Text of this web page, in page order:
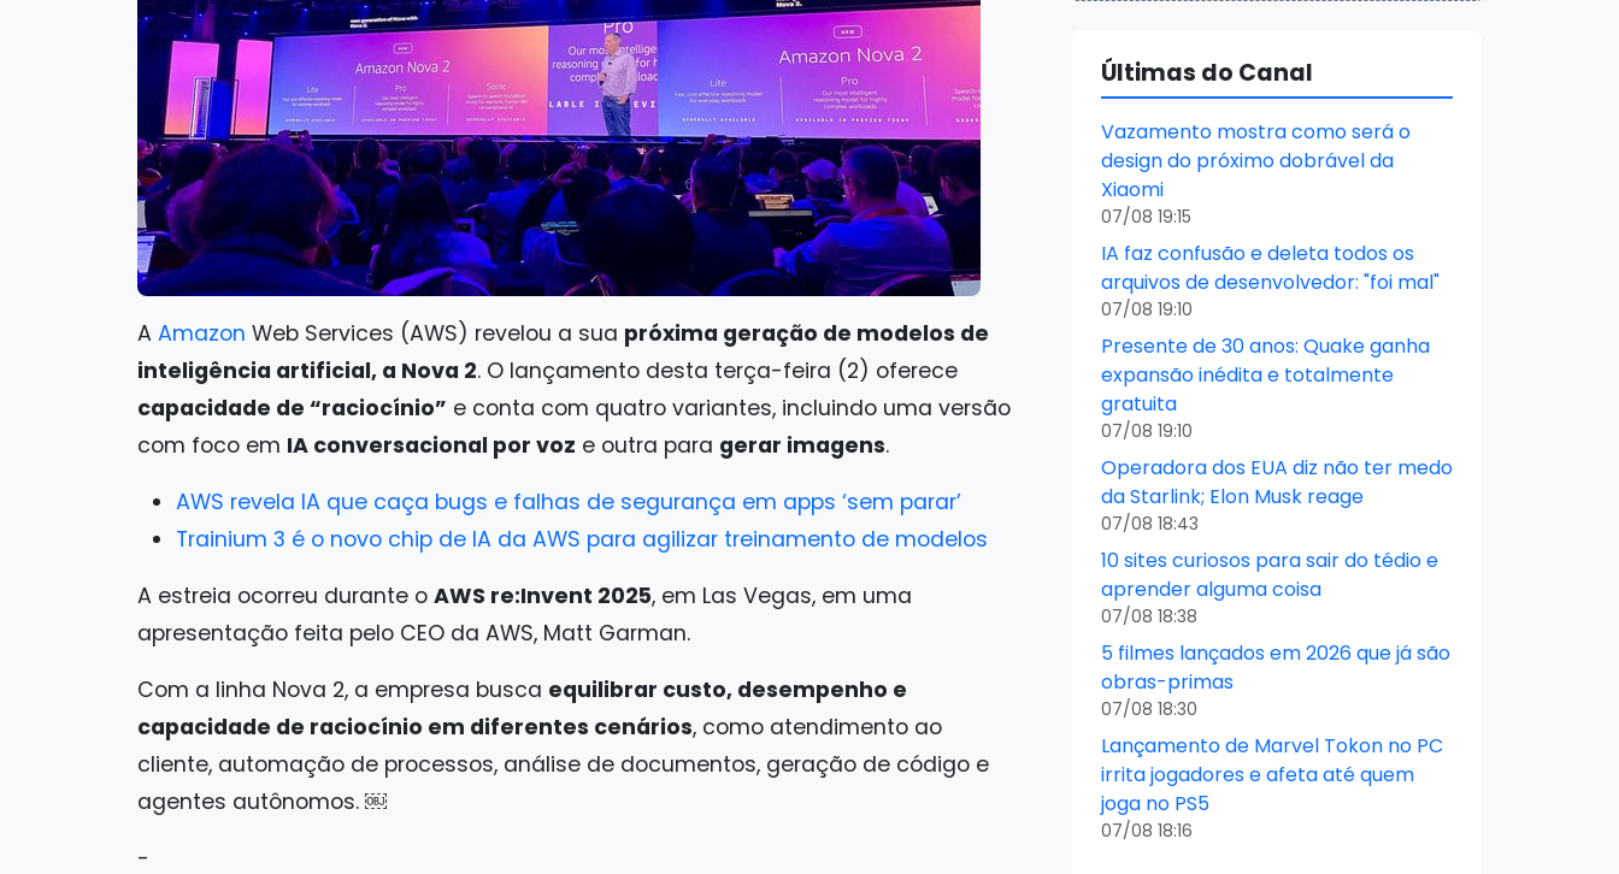
A Amazon Web Services (AWS) revelou a sua próxima geração de modelos de
inteligência artificial, a Nova 2. O lançamento desta terça-feira (2) oferece
capacidade de “raciocínio” e conta com quatro variantes, incluindo uma versão
com foco em IA conversacional por voz e outra para gerar imagens.
AWS revela IA que caça bugs e falhas de segurança em apps ‘sem parar’
Trainium 3 é o novo chip de IA da AWS para agilizar treinamento de modelos
A estreia ocorreu durante o AWS re:Invent 2025, em Las Vegas, em uma
apresentação feita pelo CEO da AWS, Matt Garman.
Com a linha Nova 2, a empresa busca equilibrar custo, desempenho e
capacidade de raciocínio em diferentes cenários, como atendimento ao
cliente, automação de processos, análise de documentos, geração de código e
agentes autônomos. ￼
-
Últimas do Canal
Vazamento mostra como será o
design do próximo dobrável da
Xiaomi
07/08 19:15
IA faz confusão e deleta todos os
arquivos de desenvolvedor: "foi mal"
07/08 19:10
Presente de 30 anos: Quake ganha
expansão inédita e totalmente
gratuita
07/08 19:10
Operadora dos EUA diz não ter medo
da Starlink; Elon Musk reage
07/08 18:43
10 sites curiosos para sair do tédio e
aprender alguma coisa
07/08 18:38
5 filmes lançados em 2026 que já são
obras-primas
07/08 18:30
Lançamento de Marvel Tokon no PC
irrita jogadores e afeta até quem
joga no PS5
07/08 18:16